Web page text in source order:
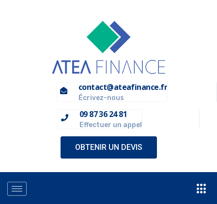
contact@ateafinance.fr
Écrivez-nous
09 87 36 24 81
Effectuer un appel
OBTENIR UN DEVIS